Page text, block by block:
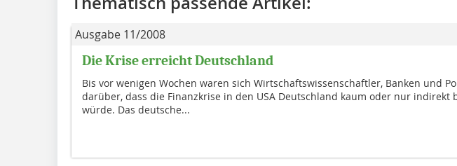
Ausgabe 11/2008
Die Krise erreicht Deutschland
Bis vor wenigen Wochen waren sich Wirtschaftswissenschaftler, Banken und
darüber, dass die Finanzkrise in den USA Deutschland kaum oder nur indirekt
würde. Das deutsche...